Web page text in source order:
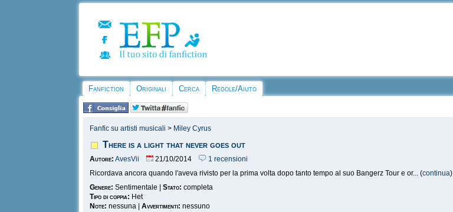
Fanfiction Originali Cerca Regole/Aiuto
Fanfic su artisti musicali > Miley Cyrus
There is a light that never goes out
Autore: AvesVii 21/10/2014
1 recensioni
Ricordava ancora quando l'aveva rivisto per la prima volta dopo tanto tempo al suo Bangerz Tour e or... (continua)
Genere: Sentimentale |Stato: completa
Tipo di coppia: Het
Note: nessuna |Avvertimenti: nessuno